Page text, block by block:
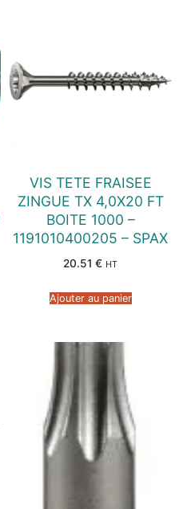
VIS TETE FRAISEE
ZINGUE TX 4,0X20 FT
BOITE 1000 –
1191010400205 – SPAX
20.51 € HT
Ajouter au panier